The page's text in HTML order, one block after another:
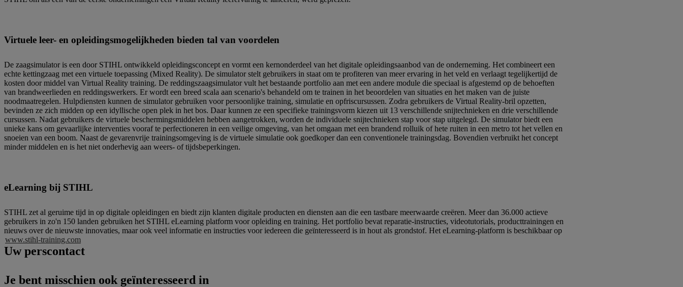
Virtuele leer- en opleidingsmogelijkheden bieden tal van voordelen
De zaagsimulator is een door STIHL ontwikkeld opleidingsconcept en vormt een kernonderdeel van het digitale opleidingsaanbod van de onderneming. Het combineert een
echte kettingzaag met een virtuele toepassing (Mixed Reality). De simulator stelt gebruikers in staat om te profiteren van meer ervaring in het veld en verlaagt tegelijkertijd de
kosten door middel van Virtual Reality training. De reddingszaagsimulator vult het bestaande portfolio aan met een andere module die speciaal is afgestemd op de behoeften
van brandweerlieden en reddingswerkers. Er wordt een breed scala aan scenario's behandeld om te trainen in het beoordelen van situaties en het maken van de juiste
noodmaatregelen. Hulpdiensten kunnen de simulator gebruiken voor persoonlijke training, simulatie en opfriscursussen. Zodra gebruikers de Virtual Reality-bril opzetten,
bevinden ze zich midden op een idyllische open plek in het bos. Daar kunnen ze een specifieke trainingsvorm kiezen uit 13 verschillende snijtechnieken en drie verschillende
cursussen. Nadat gebruikers de virtuele beschermingsmiddelen hebben aangetrokken, worden de individuele snijtechnieken stap voor stap uitgelegd. De simulator biedt een
unieke kans om gevaarlijke interventies vooraf te perfectioneren in een veilige omgeving, van het omgaan met een brandend rolluik of hete ruiten in een metro tot het vellen en
snoeien van een boom. Naast de gevarenvrije trainingsomgeving is de virtuele simulatie ook goedkoper dan een conventionele trainingsdag. Bovendien verbruikt het concept
minder middelen en is het niet onderhevig aan weers- of tijdsbeperkingen.
eLearning bij STIHL
STIHL zet al geruime tijd in op digitale opleidingen en biedt zijn klanten digitale producten en diensten aan die een tastbare meerwaarde creëren. Meer dan 36.000 actieve
gebruikers in zo'n 150 landen gebruiken het STIHL eLearning platform voor opleiding en training. Het portfolio bevat reparatie-instructies, videotutorials, producttrainingen en
nieuws over de nieuwste innovaties, maar ook veel informatie en instructies voor iedereen die geïnteresseerd is in hout als grondstof. Het eLearning-platform is beschikbaar op
www.stihl-training.com
Uw perscontact
Je bent misschien ook geïnteresseerd in